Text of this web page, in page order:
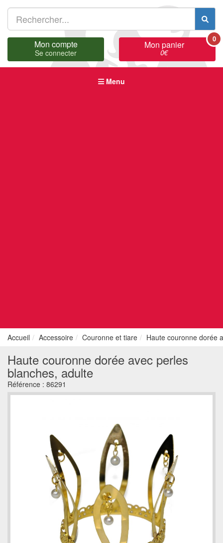
Mon compte
Se connecter
Mon panier
0€
0
Menu
Accueil Accessoire Couronne et tiare Haute couronne dorée
Haute couronne dorée avec perles
blanches, adulte
Référence : 86291